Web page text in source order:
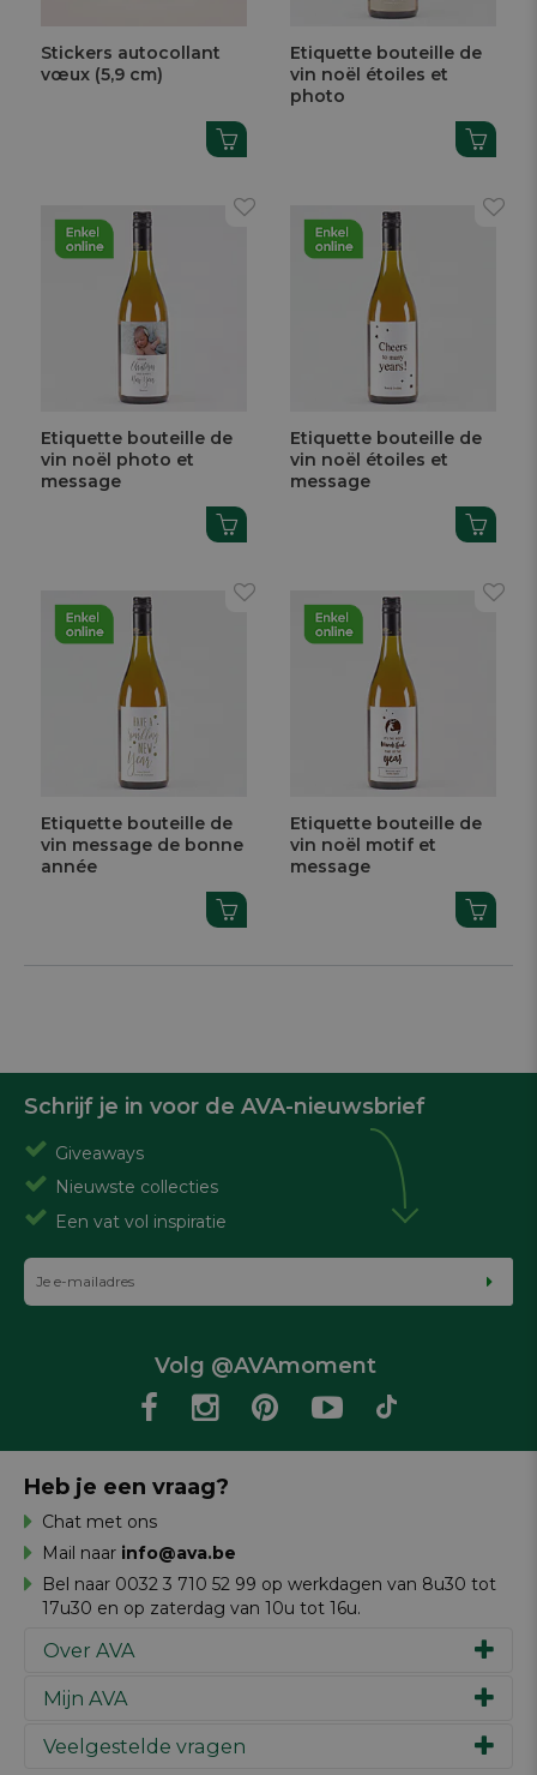
Stickers autocollant
vœux (5,9 cm)
Etiquette bouteille de
vin noël étoiles et
photo
Etiquette bouteille de
vin noël photo et
message
Etiquette bouteille de
vin noël étoiles et
message
Etiquette bouteille de
vin message de bonne
année
Etiquette bouteille de
vin noël motif et
message
Schrijf je in voor de AVA-nieuwsbrief
Giveaways
Nieuwste collecties
Een vat vol inspiratie
Volg @AVAmoment
Over AVA
Ons verhaal
Werken bij AVA
Mijn AVA
Inspiratie
Veelgestelde vragen
Heb je een vraag?
Chat met ons
Mail naar info@ava.be
Bel naar 0032 3 710 52 99 op werkdagen van 8u30 tot
17u30 en op zaterdag van 10u tot 16u.